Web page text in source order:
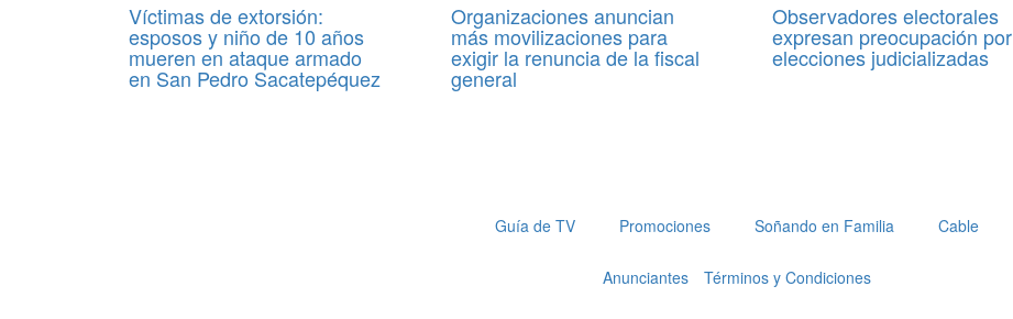
Víctimas de extorsión:
esposos y niño de 10 años
mueren en ataque armado
en San Pedro Sacatepéquez
Organizaciones anuncian
más movilizaciones para
exigir la renuncia de la fiscal
general
Observadores electorales
expresan preocupación por
elecciones judicializadas
Guía de TV Promociones Soñando en Familia Cable
Anunciantes Términos y Condiciones